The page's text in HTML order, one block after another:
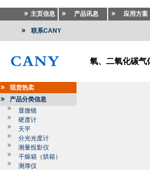
主页信息 产品讯息 应用方案
联系CANY
氧、二氧化碳气
现货热卖
产品分类信息
显微镜
硬度计
天平
分光光度计
测量投影仪
干燥箱（烘箱）
测厚仪